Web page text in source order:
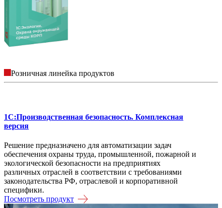
Розничная линейка продуктов
1C:Производственная безопасность. Комплексная
версия
Решение предназначено для автоматизации задач
обеспечения охраны труда, промышленной, пожарной и
экологической безопасности на предприятиях
различных отраслей в соответствии с требованиями
законодательства РФ, отраслевой и корпоративной
специфики.
Посмотреть продукт